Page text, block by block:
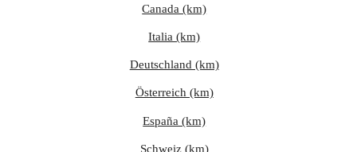
Canada (km)
Italia (km)
Deutschland (km)
Österreich (km)
España (km)
Schweiz (km)